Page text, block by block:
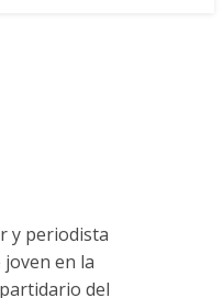
y periodista
en la
del